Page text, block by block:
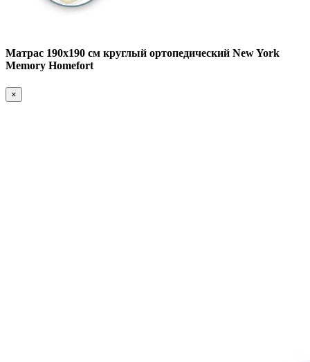
Матрас 190х190 см круглый ортопедический New York
Memory Homefort
×